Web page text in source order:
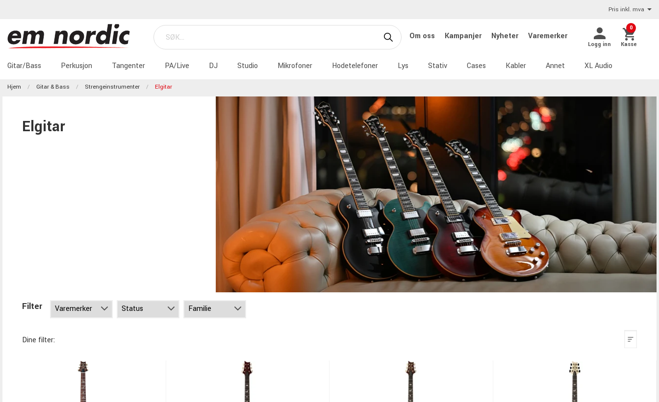
Pris inkl. mva
Om oss Kampanjer Nyheter Varemerker
Logg inn
0
Kasse
Gitar/Bass Perkusjon Tangenter PA/Live DJ Studio Mikrofoner Hodetelefoner Lys Stativ Cases Kabler Annet XL Audio
Hjem Gitar & Bass Strengeinstrumenter Elgitar
Elgitar
Filter
Dine filter: